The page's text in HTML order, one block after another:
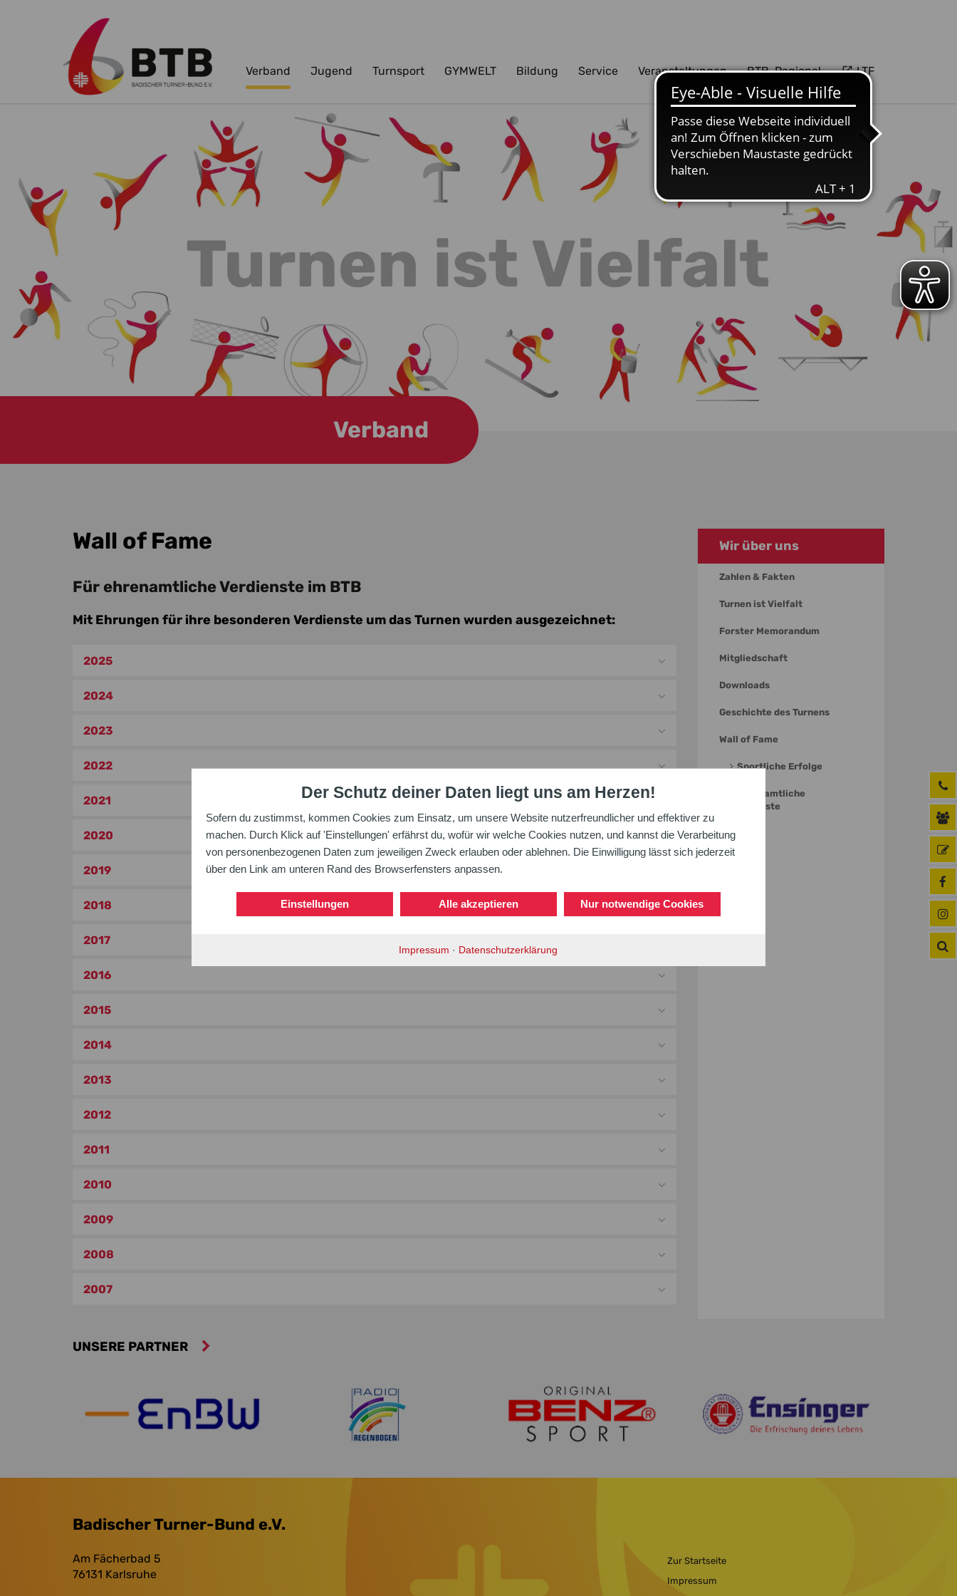
Der Schutz deiner Daten liegt uns am Herzen!
Sofern du zustimmst, kommen Cookies zum Einsatz, um unsere Website nutzerfreundlicher und effektiver zu
machen. Durch Klick auf 'Einstellungen' erfährst du, wofür wir welche Cookies nutzen, und kannst die Verarbeitung
von personenbezogenen Daten zum jeweiligen Zweck erlauben oder ablehnen. Die Einwilligung lässt sich jederzeit
über den Link am unteren Rand des Browserfensters anpassen.
Einstellungen Alle akzeptieren Nur notwendige Cookies
Impressum · Datenschutzerklärung
Zum Hauptinhalt springen
Verband Jugend Turnsport GYMWELT Bildung Service Veranstaltungen BTB-Regional LTF
Verband
Wall of Fame
Für ehrenamtliche Verdienste im BTB
Mit Ehrungen für ihre besonderen Verdienste um das Turnen wurden ausgezeichnet:
2025
2024
2023
2022
2021
2020
2019
2018
2017
2016
2015
2014
2013
2012
2011
2010
2009
2008
2007
Wir über uns
Zahlen & Fakten
Turnen ist Vielfalt
Forster Memorandum
Mitgliedschaft
Downloads
Geschichte des Turnens
Wall of Fame
Sportliche Erfolge
Ehrenamtliche
Verdienste
UNSERE PARTNER
Badischer Turner-Bund e.V.
Am Fächerbad 5
76131 Karlsruhe
Zur Startseite
Impressum